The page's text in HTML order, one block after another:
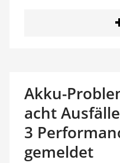
Akku-
acht
3
gemeldet